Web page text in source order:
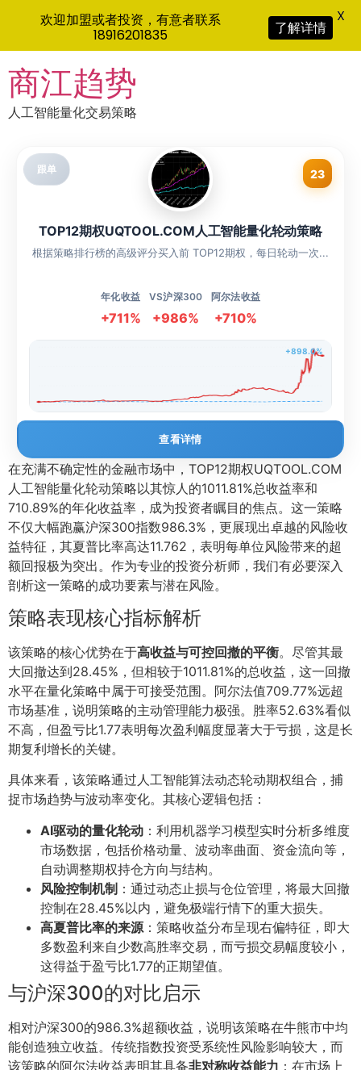
to
content
商江趋势
人工智能量化交易策略
跟单 23
TOP12期权UQTOOL.COM人工智能量化轮动策略
根据策略排行榜的高级评分买入前 TOP12期权，每日轮动一次...
年化收益
+711%
VS沪深300
+986%
阿尔法收益
+710%
+898.0%
查看详情
在充满不确定性的金融市场中，TOP12期权UQTOOL.COM
人工智能量化轮动策略以其惊人的1011.81%总收益率和
710.89%的年化收益率，成为投资者瞩目的焦点。这一策略
不仅大幅跑赢沪深300指数986.3%，更展现出卓越的风险收
益特征，其夏普比率高达11.762，表明每单位风险带来的超
额回报极为突出。作为专业的投资分析师，我们有必要深入
剖析这一策略的成功要素与潜在风险。
策略表现核心指标解析
该策略的核心优势在于高收益与可控回撤的平衡。尽管其最
大回撤达到28.45%，但相较于1011.81%的总收益，这一回撤
水平在量化策略中属于可接受范围。阿尔法值709.77%远超
市场基准，说明策略的主动管理能力极强。胜率52.63%看似
不高，但盈亏比1.77表明每次盈利幅度显著大于亏损，这是长
期复利增长的关键。
具体来看，该策略通过人工智能算法动态轮动期权组合，捕
捉市场趋势与波动率变化。其核心逻辑包括：
AI驱动的量化轮动 ：利用机器学习模型实时分析多维度
市场数据，包括价格动量、波动率曲面、资金流向等，
自动调整期权持仓方向与结构。
风险控制机制 ：通过动态止损与仓位管理，将最大回撤
控制在28.45%以内，避免极端行情下的重大损失。
高夏普比率的来源 ：策略收益分布呈现右偏特征，即大
多数盈利来自少数高胜率交易，而亏损交易幅度较小，
这得益于盈亏比1.77的正期望值。
与沪深300的对比启示
相对沪深300的986.3%超额收益，说明该策略在牛熊市中均
能创造独立收益。传统指数投资受系统性风险影响较大，而
该策略的阿尔法收益表明其具备非对称收益能力 ：在市场上
欢迎加盟或者投资，有意者联系
18916201835
了解详情
X